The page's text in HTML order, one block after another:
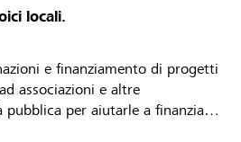
locali.
e finanziamento di progetti
associazioni e altre
per aiutarle a finanziare